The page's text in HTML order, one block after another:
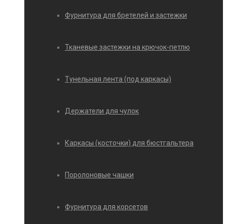
Фурнитура для бретелей и застежки
Тканевые застежки на крючок-петлю
Тунельная лента (под каркасы)
Держатели для чулок
Каркасы (косточки) для бюстгальтера
Поролоновые чашки
Фурнитура для корсетов